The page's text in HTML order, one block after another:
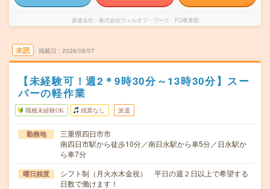
派遣会社 株式会社ウィルオブ・ワーク FO事業部
未読 掲載日 2026/08/07
【未経験可！週2＊9時30分～13時30分】スー
パーの軽作業
職種未経験OK 残業なし 派遣
勤務地
三重県四日市市
南四日市駅から徒歩10分／南日永駅から車5分／日永駅か
ら車7分
曜日頻度
シフト制（月火水木金祝） 平日の週２日以上で希望する
日数で働けます！